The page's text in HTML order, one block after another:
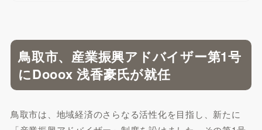
鳥取市、産業振興アドバイザー第1号
にDooox 浅香豪氏が就任
鳥取市は、地域経済のさらなる活性化を目指し、新たに